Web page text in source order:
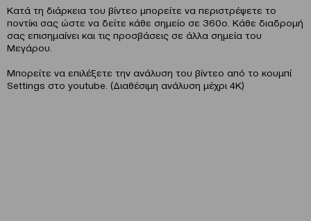
Κατά τη διάρκεια του βίντεο μπορείτε να περιστρέψετε το
ποντίκι σας ώστε να δείτε κάθε σημείο σε 360ο. Κάθε διαδρομή
σας επισημαίνει και τις προσβάσεις σε άλλα σημεία του
Μεγάρου.
Μπορείτε να επιλέξετε την ανάλυση του βίντεο από το κουμπί
Settings στο youtube. (Διαθέσιμη ανάλυση μέχρι 4Κ)